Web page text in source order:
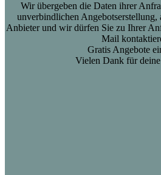
Wir übergeben die Daten ihrer
unverbindlichen Angebotserstellung,
Anbieter und wir dürfen Sie zu Ihrer
Mail
Gratis Angebote
Vielen Dank für